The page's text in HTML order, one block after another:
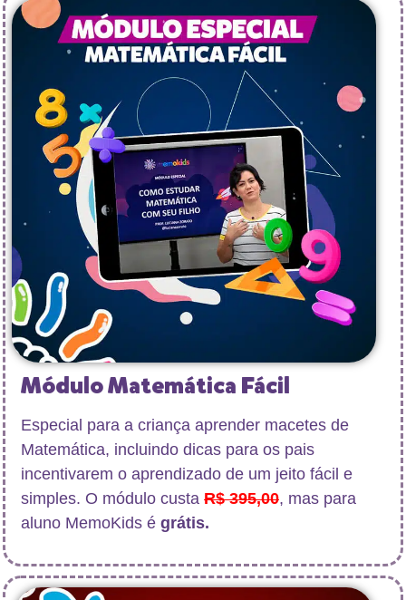
Módulo Matemática Fácil
Especial para a criança aprender macetes de
Matemática, incluindo dicas para os pais
incentivarem o aprendizado de um jeito fácil e
simples. O módulo custa R$ 395,00, mas para
aluno MemoKids é grátis.